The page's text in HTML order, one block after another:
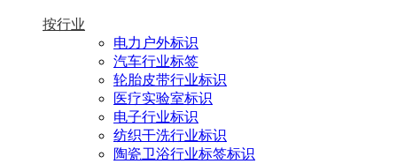
按行业
电力户外标识
汽车行业标签
轮胎皮带行业标识
医疗实验室标识
电子行业标识
纺织干洗行业标识
陶瓷卫浴行业标签标识